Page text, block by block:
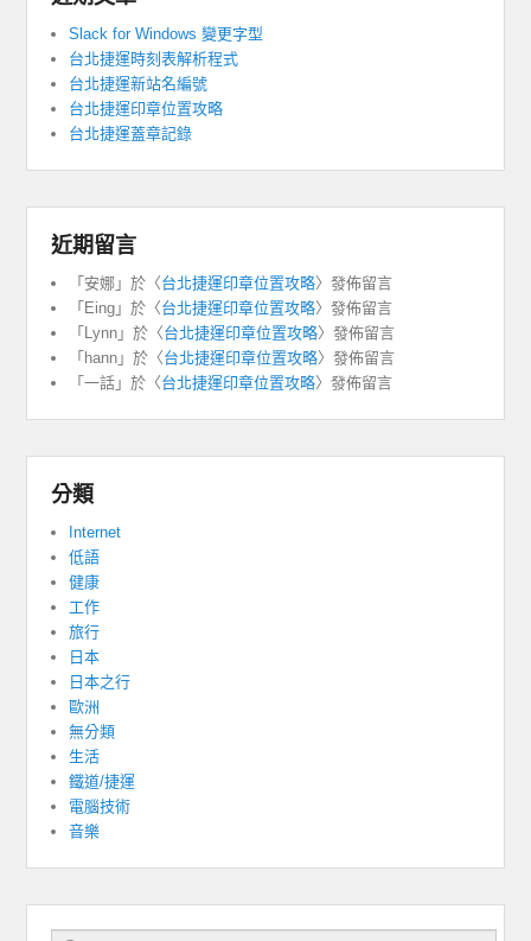
Slack for Windows 變更字型
台北捷運時刻表解析程式
台北捷運新站名編號
台北捷運印章位置攻略
台北捷運蓋章記錄
近期留言
「安娜 」於〈台北捷運印章位置攻略〉發佈留言
「Eing 」於〈台北捷運印章位置攻略〉發佈留言
「Lynn 」於〈台北捷運印章位置攻略〉發佈留言
「hann 」於〈台北捷運印章位置攻略〉發佈留言
「一話 」於〈台北捷運印章位置攻略〉發佈留言
分類
Internet
低語
健康
工作
旅行
日本
日本之行
歐洲
無分類
生活
鐵道/捷運
電腦技術
音樂